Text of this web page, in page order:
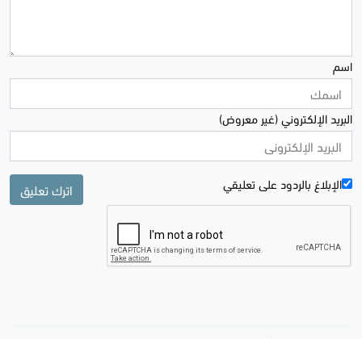
اسم
البريد الإلكتروني (غير معروض)
الإبلاغ بالردود علی تعليقي اترك تعليق